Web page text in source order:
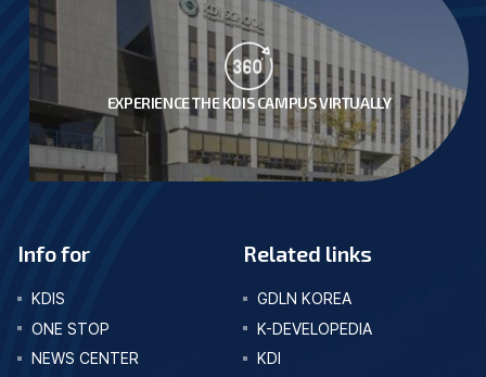
EXPERIENCE THE KDIS CAMPUS VIRTUALLY
Info for
KDIS
ONE STOP
NEWS CENTER
Related links
GDLN KOREA
K-DEVELOPEDIA
KDI